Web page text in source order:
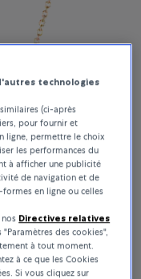
technologies
(ci-après
pour fournir et
ligne, permettre le choix
les performances du
à afficher une publicité
de navigation et de
en ligne ou celles
Directives relatives
des cookies",
à tout moment.
à ce que les Cookies
Si vous cliquez sur